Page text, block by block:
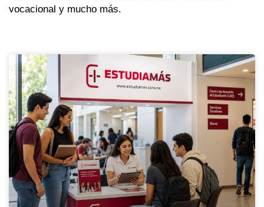
vocacional y mucho más.